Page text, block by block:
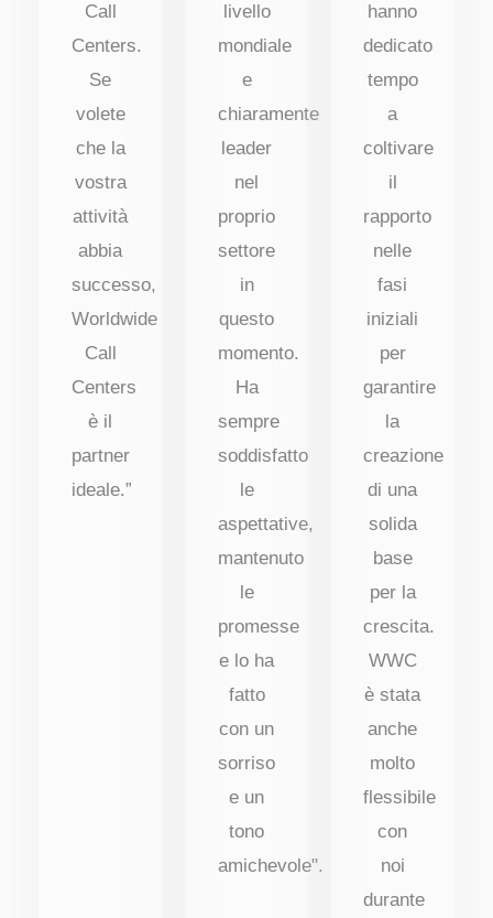
Call
Centers.
Se
volete
che la
vostra
attività
abbia
successo,
Worldwide
Call
Centers
è il
partner
ideale.”
livello
mondiale
e
chiaramente
leader
nel
proprio
settore
in
questo
momento.
Ha
sempre
soddisfatto
le
aspettative,
mantenuto
le
promesse
e lo ha
fatto
con un
sorriso
e un
tono
amichevole".
hanno
dedicato
tempo
a
coltivare
il
rapporto
nelle
fasi
iniziali
per
garantire
la
creazione
di una
solida
base
per la
crescita.
WWC
è stata
anche
molto
flessibile
con
noi
durante